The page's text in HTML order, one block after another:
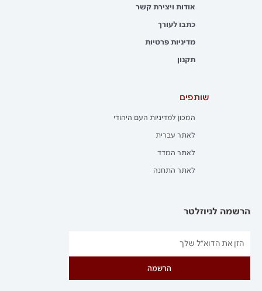
אודות ויצירת קשר
כתבו לעורך
מדיניות פרטיות
תקנון
שותפים
המכון למדיניות העם היהודי
לאתר עברית
לאתר המדד
לאתר התחנה
הרשמה לניוזלטר
הרשמה